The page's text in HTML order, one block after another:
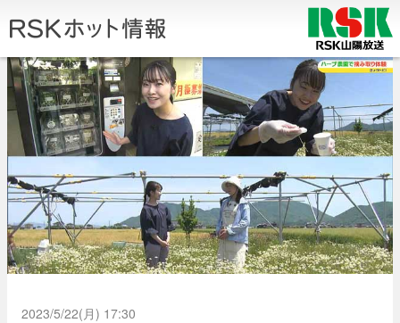
2023/5/22(月) 17:30